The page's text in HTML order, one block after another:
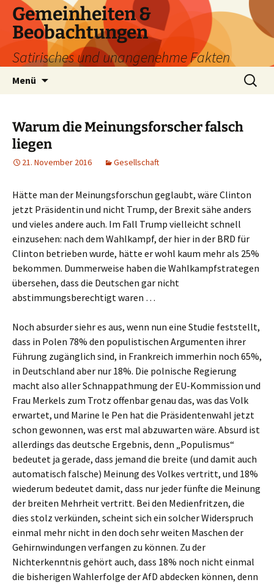
Zum
Inhalt
springen
Gemeinheiten &
Beobachtungen
Satirisches und unangenehme Fakten
Menü
Suchen
nach:
Warum die Meinungsforscher falsch
liegen
21. November 2016 Gesellschaft
Hätte man der Meinungsforschun geglaubt, wäre Clinton
jetzt Präsidentin und nicht Trump, der Brexit sähe anders
und vieles andere auch. Im Fall Trump vielleicht schnell
einzusehen: nach dem Wahlkampf, der hier in der BRD für
Clinton betrieben wurde, hätte er wohl kaum mehr als 25%
bekommen. Dummerweise haben die Wahlkampfstrategen
übersehen, dass die Deutschen gar nicht
abstimmungsberechtigt waren …
Noch absurder siehr es aus, wenn nun eine Studie feststellt,
dass in Polen 78% den populistischen Argumenten ihrer
Führung zugänglich sind, in Frankreich immerhin noch 65%,
in Deutschland aber nur 18%. Die polnische Regierung
macht also aller Schnappathmung der EU-Kommission und
Frau Merkels zum Trotz offenbar genau das, was das Volk
erwartet, und Marine le Pen hat die Präsidentenwahl jetzt
schon gewonnen, was erst mal abzuwarten wäre. Absurd ist
allerdings das deutsche Ergebnis, denn „Populismus“
bedeutet ja gerade, dass jemand die breite (und damit auch
automatisch falsche) Meinung des Volkes vertritt, und 18%
wiederum bedeutet damit, dass nur jeder fünfte die Meinung
der breiten Mehrheit vertritt. Bei den Medienfritzen, die
dies stolz verkünden, scheint sich ein solcher Widerspruch
einmal mehr nicht in den doch sehr weiten Maschen der
Gehirnwindungen verfangen zu können. Zu der
Nichterkenntnis gehört auch, dass 18% noch nicht einmal
die bisherigen Wahlerfolge der AfD abdecken können, denn